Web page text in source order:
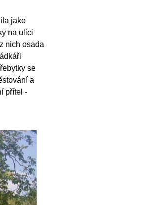
jako
na ulici
nich osada
se
a
přítel -